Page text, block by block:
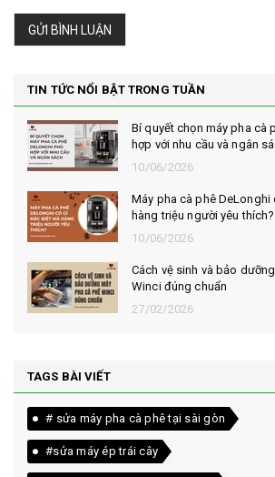
GỬI BÌNH LUẬN
TIN TỨC NỔI BẬT TRONG TUẦN
Bí quyết chọn máy pha cà
hợp với nhu cầu và ngân
10/06/2026
Máy pha cà phê
hàng triệu người yêu thích?
10/06/2026
Cách vệ sinh và bảo
Winci đúng chuẩn
27/02/2026
TAGS BÀI VIẾT
# sửa máy pha cà phê tại sài gòn
#sửa máy ép trái cây